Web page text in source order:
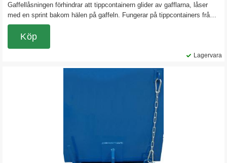
Gaffellåsningen förhindrar att tippcontainern glider av gafflarna, låser
med en sprint bakom hälen på gaffeln. Fungerar på tippcontainers från
600 liter och uppåt vid standard gaffellängder på trucken.
Lagervara
Köp